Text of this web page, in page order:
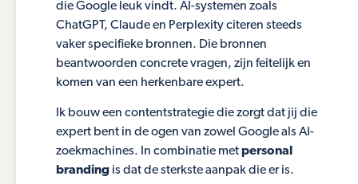
die Google leuk vindt. AI-systemen zoals
ChatGPT, Claude en Perplexity citeren steeds
vaker specifieke bronnen. Die bronnen
beantwoorden concrete vragen, zijn feitelijk en
komen van een herkenbare expert.
Ik bouw een contentstrategie die zorgt dat jij die
expert bent in de ogen van zowel Google als AI-
zoekmachines. In combinatie metpersonal
branding is dat de sterkste aanpak die er is.